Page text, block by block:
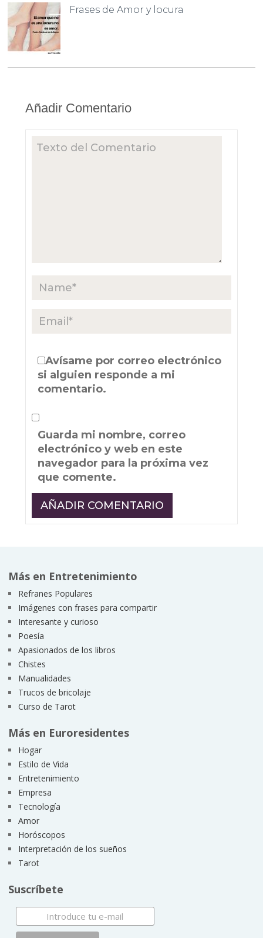
Frases de Amor y locura
Añadir Comentario
Avísame por correo electrónico
si alguien responde a mi
comentario.
Guarda mi nombre, correo
electrónico y web en este
navegador para la próxima vez
que comente.
Más en Entretenimiento
Refranes Populares
Imágenes con frases para compartir
Interesante y curioso
Poesía
Apasionados de los libros
Chistes
Manualidades
Trucos de bricolaje
Curso de Tarot
Más en Euroresidentes
Hogar
Estilo de Vida
Entretenimiento
Empresa
Tecnología
Amor
Horóscopos
Interpretación de los sueños
Tarot
Suscríbete